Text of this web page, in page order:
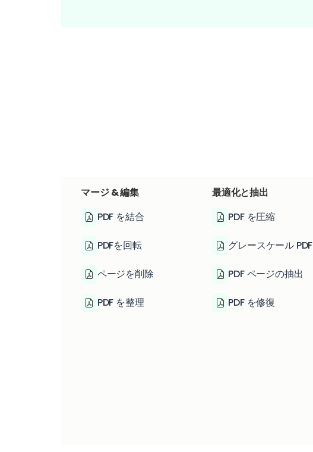
マージ & 編集
PDF を結合
PDFを回転
ページを削除
PDF を整理
最適化と抽出
PDF を圧縮
グレースケール PDF
PDF ページの抽出
PDF を修復